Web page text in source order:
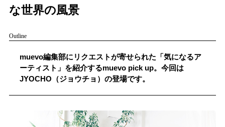
#男性シンガー #HR/HM #女性シンガー
#ヒップホップ #男性シンガーグループ
MENU
記事一覧
プレスリリース一覧
会社概要
記事リクエスト
な世界の風景
Outline
muevo編集部にリクエストが寄せられた「気になるア
ーティスト」を紹介するmuevo pick up。今回は
JYOCHO（ジョウチョ）の登場です。